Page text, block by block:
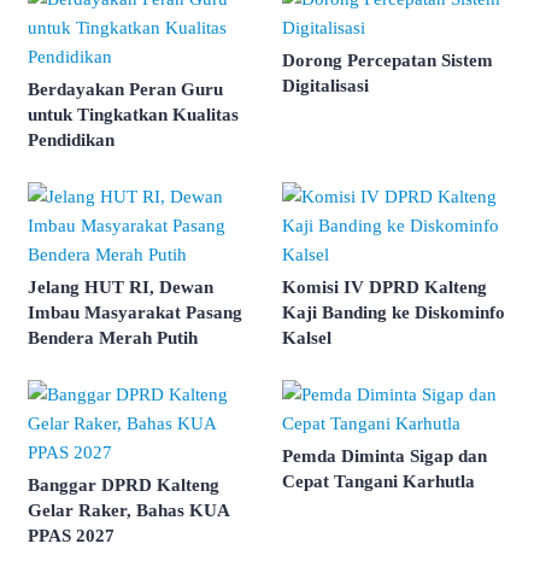
Berdayakan Peran Guru
untuk Tingkatkan Kualitas
Pendidikan
Dorong Percepatan Sistem
Digitalisasi
Jelang HUT RI, Dewan
Imbau Masyarakat Pasang
Bendera Merah Putih
Komisi IV DPRD Kalteng
Kaji Banding ke Diskominfo
Kalsel
Banggar DPRD Kalteng
Gelar Raker, Bahas KUA
PPAS 2027
Pemda Diminta Sigap dan
Cepat Tangani Karhutla